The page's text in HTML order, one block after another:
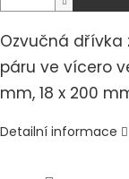
Ozvučná
páru ve vícero
mm, 18 x 200
Detailní informace